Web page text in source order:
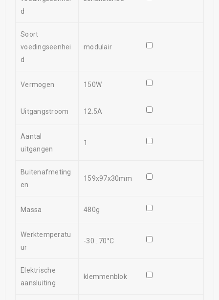
d
Soort
voedingseenhei
d
modulair
Vermogen 150W
Uitgangstroom 12.5A
Aantal
uitgangen
1
Buitenafmeting
en
159x97x30mm
Massa 480g
Werktemperatu
ur
-30…70°C
Elektrische
aansluiting
klemmenblok